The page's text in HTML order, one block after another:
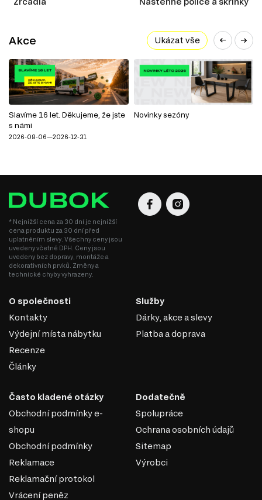
Akce Ukázat vše
Slavíme 16 let. Děkujeme, že jste
s námi
2026-08-06—2026-12-31
Novinky sezóny
* Nejnižší cena za 30 dní je nejnižší
cena produktu za 30 dní před
uplatněním slevy. Všechny ceny jsou
uvedeny včetně DPH. Ceny jsou
uvedeny bez dopravy, montáže a
dekorativních prvků. Změny a
technické chyby vyhrazeny.
O společnosti
Kontakty
Výdejní místa nábytku
Recenze
Články
Služby
Dárky, akce a slevy
Platba a doprava
Často kladené otázky
Obchodní podmínky e-
shopu
Obchodní podmínky
Reklamace
Reklamační protokol
Vrácení peněz
Dodatečně
Spolupráce
Ochrana osobních údajů
Sitemap
Výrobci